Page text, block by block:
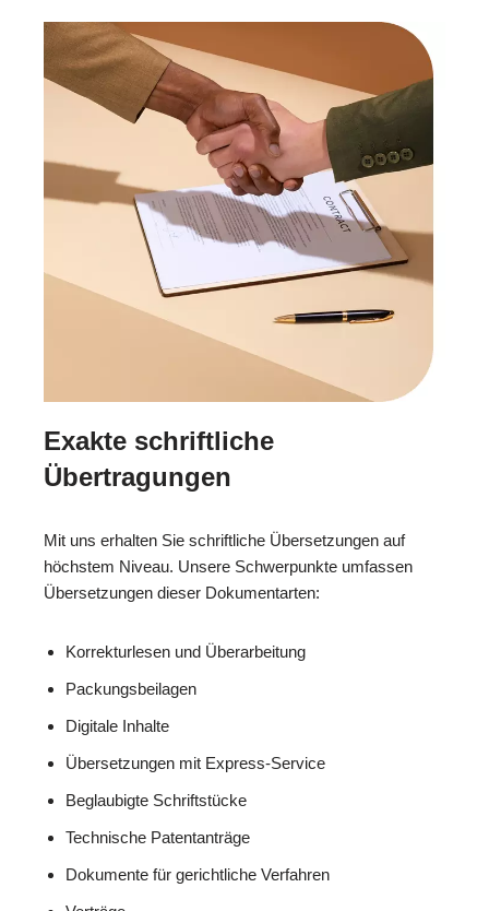
Exakte schriftliche
Übertragungen
Mit uns erhalten Sie schriftliche Übersetzungen auf
höchstem Niveau. Unsere Schwerpunkte umfassen
Übersetzungen dieser Dokumentarten:
Korrekturlesen und Überarbeitung
Packungsbeilagen
Digitale Inhalte
Übersetzungen mit Express-Service
Beglaubigte Schriftstücke
Technische Patentanträge
Dokumente für gerichtliche Verfahren